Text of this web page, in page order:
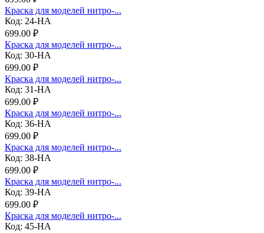
Краска для моделей нитро-...
Код: 24-НА
699.00 ₽
Краска для моделей нитро-...
Код: 30-НА
699.00 ₽
Краска для моделей нитро-...
Код: 31-НА
699.00 ₽
Краска для моделей нитро-...
Код: 36-НА
699.00 ₽
Краска для моделей нитро-...
Код: 38-НА
699.00 ₽
Краска для моделей нитро-...
Код: 39-НА
699.00 ₽
Краска для моделей нитро-...
Код: 45-НА